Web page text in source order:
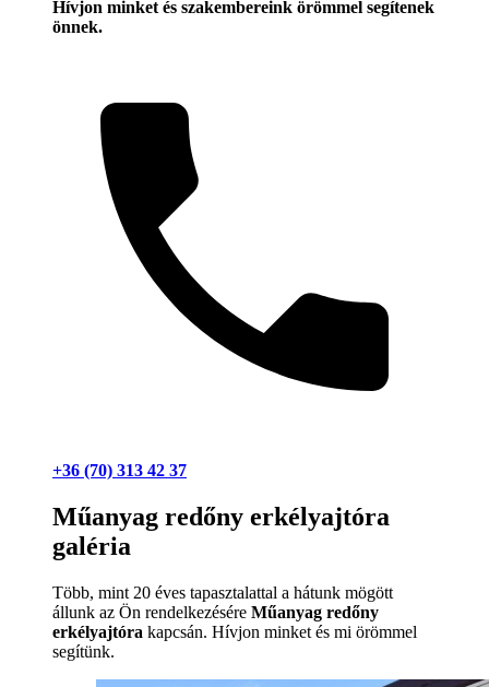
Hívjon minket és szakembereink örömmel segítenek
önnek.
+36 (70) 313 42 37
Műanyag redőny erkélyajtóra
galéria
Több, mint 20 éves tapasztalattal a hátunk mögött
állunk az Ön rendelkezésére Műanyag redőny
erkélyajtóra kapcsán. Hívjon minket és mi örömmel
segítünk.